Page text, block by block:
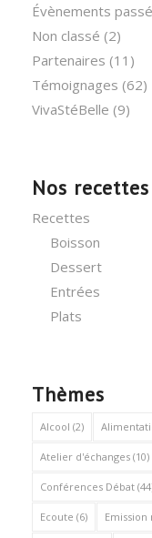
Évènements
Non classé (2)
Partenaires (11)
Témoignages (62)
VivaStéBelle (9)
Nos recettes
Recettes
Boisson
Dessert
Entrées
Plats
Thèmes
Alcool (2)
Atelier d'échanges(10)
Conférences Débat
Ecoute (6) Emission